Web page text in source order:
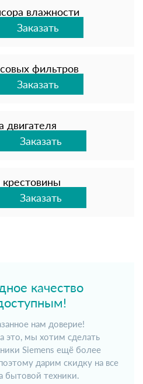
влажности
Заказать
фильтров
Заказать
двигателя
Заказать
Заказать
качество
нам доверие!
это, мы хотим сделать
Siemens ещё более
дарим скидку на все
бытовой техники.